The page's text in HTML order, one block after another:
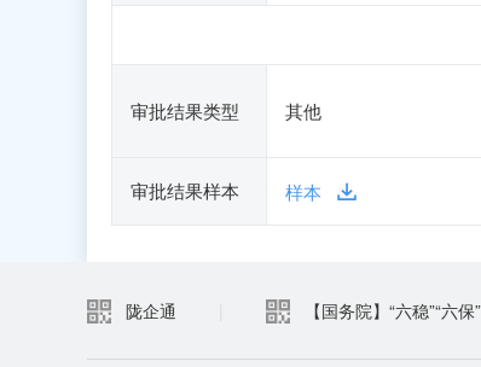
审批结果类型 其他
审批结果样本 样本
陇企通 【国务院】“六稳”“六